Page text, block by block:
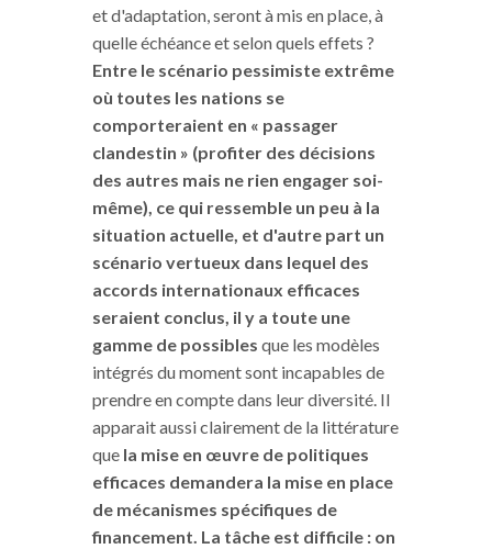
et d'adaptation, seront à mis en place, à
quelle échéance et selon quels effets ?
Entre le scénario pessimiste extrême
où toutes les nations se
comporteraient en « passager
clandestin » (profiter des décisions
des autres mais ne rien engager soi-
même), ce qui ressemble un peu à la
situation actuelle, et d'autre part un
scénario vertueux dans lequel des
accords internationaux efficaces
seraient conclus, il y a toute une
gamme de possibles que les modèles
intégrés du moment sont incapables de
prendre en compte dans leur diversité. Il
apparait aussi clairement de la littérature
que la mise en œuvre de politiques
efficaces demandera la mise en place
de mécanismes spécifiques de
financement. La tâche est difficile : on